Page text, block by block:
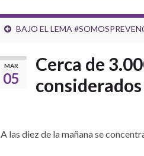
BAJO EL LEMA
MAR
05
Cerca de
A las diez de la mañana se